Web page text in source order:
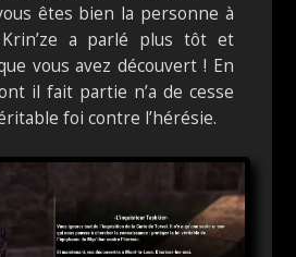
êtes bien la personne à
a parlé plus tôt et
vous avez découvert ! En
il fait partie n’a de cesse
foi contre l’hérésie.